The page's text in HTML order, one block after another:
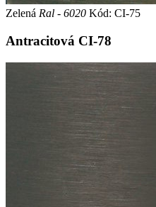
Zelená Ral - 6020 Kód: CI-75
Antracitová CI-78